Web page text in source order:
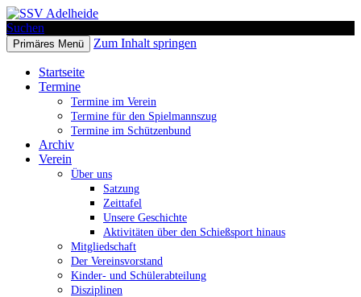
SSV Adelheide
Suchen
Primäres Menü Zum Inhalt springen
Startseite
Termine
Termine im Verein
Termine für den Spielmannszug
Termine im Schützenbund
Archiv
Verein
Über uns
Satzung
Zeittafel
Unsere Geschichte
Aktivitäten über den Schießsport hinaus
Mitgliedschaft
Der Vereinsvorstand
Kinder- und Schülerabteilung
Disziplinen